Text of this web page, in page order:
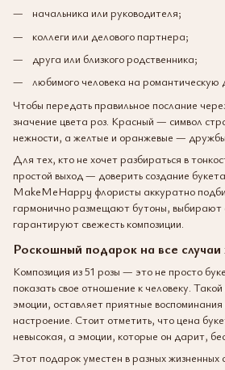
начальника или руководителя;
коллеги или делового партнера;
друга или близкого родственника;
любимого человека на романтическую
Чтобы передать правильное послание
значение цвета роз. Красный — символ
нежности, а желтые и оранжевые —
Для тех, кто не хочет разбираться в
простой выход — доверить создание
MakeMeHappy флористы аккуратно
гармонично размещают бутоны, выбирают
гарантируют свежесть композиции.
Роскошный подарок на все случаи
Композиция из 51 розы — это не просто
показать свое отношение к человеку.
эмоции, оставляет приятные
настроение. Стоит отметить, что цена
невысокая, а эмоции, которые он дарит,
Этот подарок уместен в разных жизненных